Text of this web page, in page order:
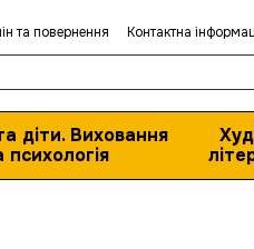
та повернення Контактна
діти. Виховання
психологія